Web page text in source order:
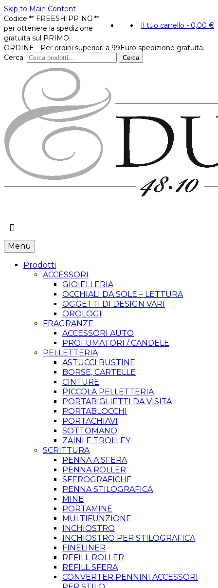
Skip to Main Content
Il tuo carrello - 0,00 €
Codice ** FREESHIPPING **
per ottenere la spedizione
gratuita sul PRIMO
ORDINE - Per ordini superiori a 99Euro spedizione gratuita.
Cerca:
Cerca
Menu
Prodotti
ACCESSORI
GIOIELLERIA
OCCHIALI DA SOLE – LETTURA
OGGETTI DI DESIGN VARI
OROLOGI
FRAGRANZE
ACCESSORI AUTO
PROFUMATORI / CANDELE
PELLETTERIA
ASTUCCI BUSTINE
BORSE, CARTELLE
CINTURE
PICCOLA PELLETTERIA
PORTABIGLIETTI DA VISITA
PORTABLOCCHI
PORTACHIAVI
SOTTOMANO
ZAINI E TROLLEY
SCRITTURA
PENNA A SFERA
PENNA ROLLER
SFEROGRAFICHE
PENNA STILOGRAFICA
MINE
PORTAMINE
MULTIFUNZIONE
INCHIOSTRO
INCHIOSTRO PER STILOGRAFICA
FINELINER
REFILL ROLLER
REFILL SFERA
CONVERTER PENNINI ACCESSORI